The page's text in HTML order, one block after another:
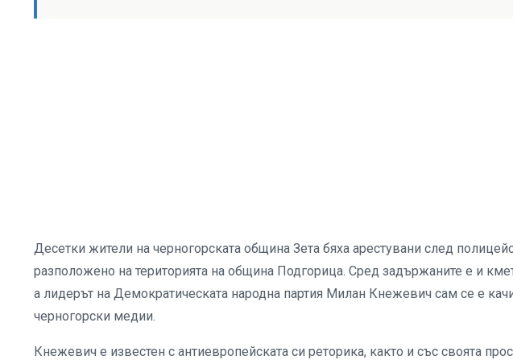
Десетки жители на черногорската община Зета бяха арестувани след
разположено на територията на община Подгорица. Сред задържаните е и
а лидерът на Демократическата народна партия Милан Кнежевич сам се е
черногорски медии.
Кнежевич е известен с антиевропейската си реторика, както и със своята